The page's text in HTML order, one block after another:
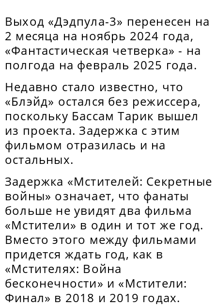
Выход «Дэдпула-3» перенесен на
2 месяца на ноябрь 2024 года,
«Фантастическая четверка» - на
полгода на февраль 2025 года.
Недавно стало известно, что
«Блэйд» остался без режиссера,
поскольку Бассам Тарик вышел
из проекта. Задержка с этим
фильмом отразилась и на
остальных.
Задержка «Мстителей: Секретные
войны» означает, что фанаты
больше не увидят два фильма
«Мстители» в один и тот же год.
Вместо этого между фильмами
придется ждать год, как в
«Мстителях: Война
бесконечности» и «Мстители:
Финал» в 2018 и 2019 годах.